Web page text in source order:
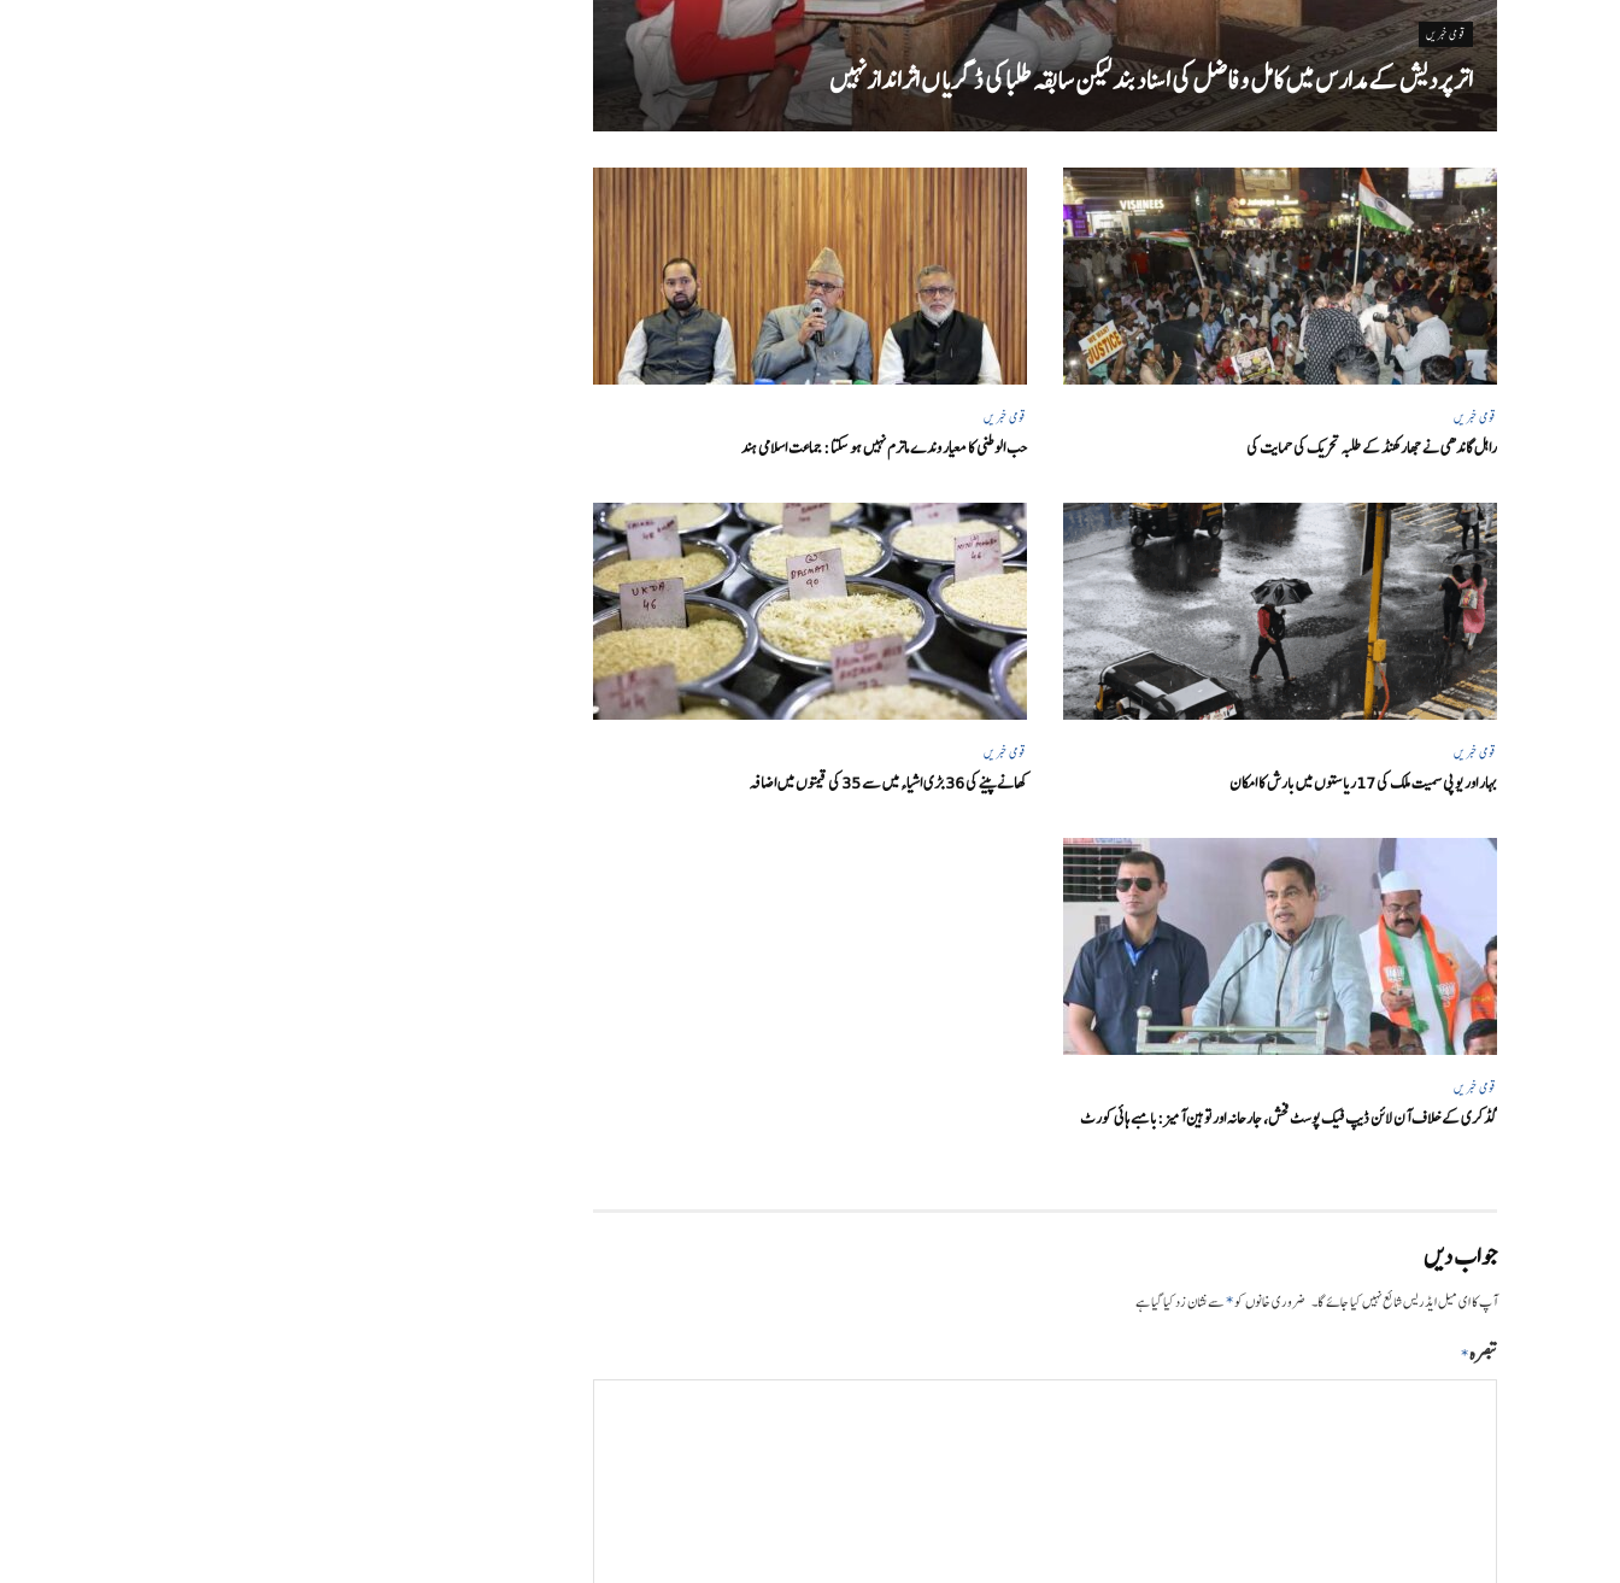
قومی خبریں
اتر پردیش کےمدارس میں کامل و فاضل کی اسناد بند لیکن سابقہ طلبا کی ڈگریا ں اثرانداز نہیں
قومی خبریں
راہل گاندھی نے جھارکھنڈ کے طلبہ تحریک کی حمایت کی
قومی خبریں
حب الوطنی کا معیار وندے ماترم نہیں ہو سکتا : جماعت اسلامی ہند
قومی خبریں
بہار اور یو پی سمیت ملک کی 17ریاستوں میں بارش کا امکان
قومی خبریں
کھانے پینے کی 36 بڑی اشیاء میں سے 35 کی قیمتوں میں اضافہ
قومی خبریں
گڈکری کے خلاف آن لائن ڈیپ فیک پوسٹ فحش، جارحانہ اور توہین آمیز:بامبے ہائی کورٹ
جواب دیں
آپ کا ای میل ایڈریس شائع نہیں کیا جائے گا۔ ضروری خانوں کو*سے نشان زد کیا گیا ہے
تبصرہ*